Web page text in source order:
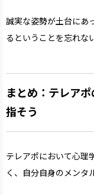
誠実な姿勢が土台にあ
るということを忘れな
まとめ：テレア
指そう
テレアポにおいて心理
く、自分自身のメンタ